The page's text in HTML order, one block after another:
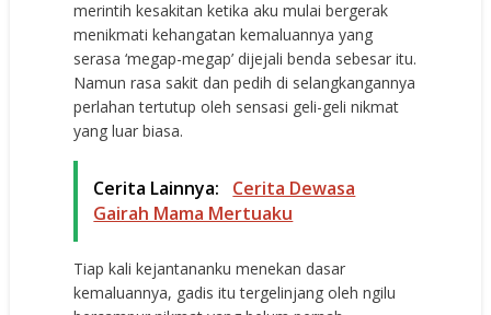
merintih kesakitan ketika aku mulai bergerak
menikmati kehangatan kemaluannya yang
serasa ‘megap-megap’ dijejali benda sebesar itu.
Namun rasa sakit dan pedih di selangkangannya
perlahan tertutup oleh sensasi geli-geli nikmat
yang luar biasa.
Cerita Lainnya:
Cerita Dewasa
Gairah Mama Mertuaku
Tiap kali kejantananku menekan dasar
kemaluannya, gadis itu tergelinjang oleh ngilu